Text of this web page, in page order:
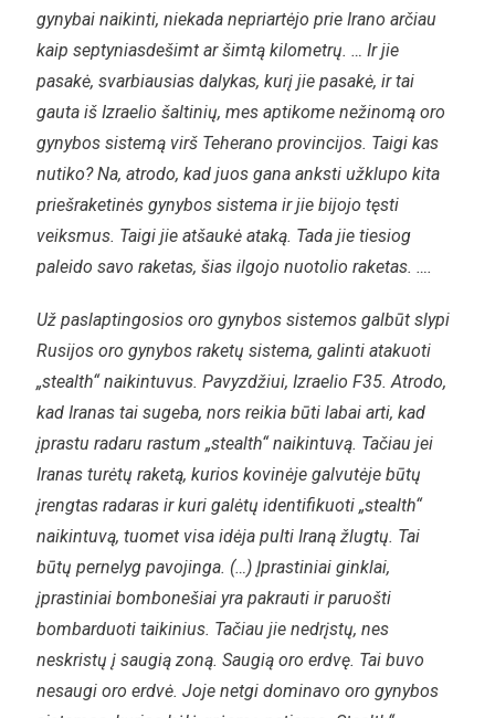
gynybai naikinti, niekada nepriartėjo prie Irano arčiau
kaip septyniasdešimt ar šimtą kilometrų. … Ir jie
pasakė, svarbiausias dalykas, kurį jie pasakė, ir tai
gauta iš Izraelio šaltinių, mes aptikome nežinomą oro
gynybos sistemą virš Teherano provincijos. Taigi kas
nutiko? Na, atrodo, kad juos gana anksti užklupo kita
priešraketinės gynybos sistema ir jie bijojo tęsti
veiksmus. Taigi jie atšaukė ataką. Tada jie tiesiog
paleido savo raketas, šias ilgojo nuotolio raketas. ….
Už paslaptingosios oro gynybos sistemos galbūt slypi
Rusijos oro gynybos raketų sistema, galinti atakuoti
„stealth“ naikintuvus. Pavyzdžiui, Izraelio F35. Atrodo,
kad Iranas tai sugeba, nors reikia būti labai arti, kad
įprastu radaru rastum „stealth“ naikintuvą. Tačiau jei
Iranas turėtų raketą, kurios kovinėje galvutėje būtų
įrengtas radaras ir kuri galėtų identifikuoti „stealth“
naikintuvą, tuomet visa idėja pulti Iraną žlugtų. Tai
būtų pernelyg pavojinga. (…) Įprastiniai ginklai,
įprastiniai bombonešiai yra pakrauti ir paruošti
bombarduoti taikinius. Tačiau jie nedrįstų, nes
neskristų į saugią zoną. Saugią oro erdvę. Tai buvo
nesaugi oro erdvė. Joje netgi dominavo oro gynybos